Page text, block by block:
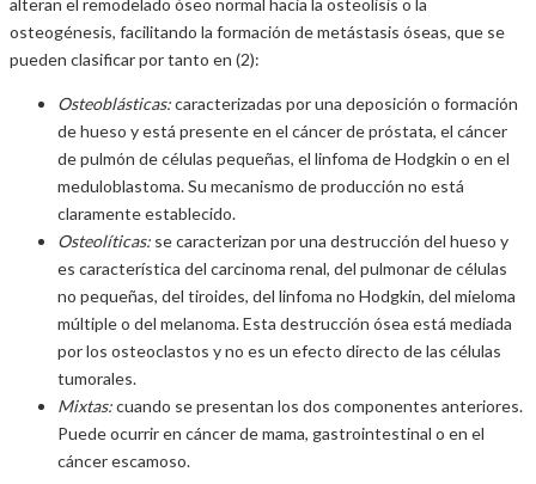
alteran el remodelado óseo normal hacia la osteolisis o la
osteogénesis, facilitando la formación de metástasis óseas, que se
pueden clasificar por tanto en (2):
Osteoblásticas:caracterizadas por una deposición o formación
de hueso y está presente en el cáncer de próstata, el cáncer
de pulmón de células pequeñas, el linfoma de Hodgkin o en el
meduloblastoma. Su mecanismo de producción no está
claramente establecido.
Osteolíticas: se caracterizan por una destrucción del hueso y
es característica del carcinoma renal, del pulmonar de células
no pequeñas, del tiroides, del linfoma no Hodgkin, del mieloma
múltiple o del melanoma. Esta destrucción ósea está mediada
por los osteoclastos y no es un efecto directo de las células
tumorales.
Mixtas:cuando se presentan los dos componentes anteriores.
Puede ocurrir en cáncer de mama, gastrointestinal o en el
cáncer escamoso.